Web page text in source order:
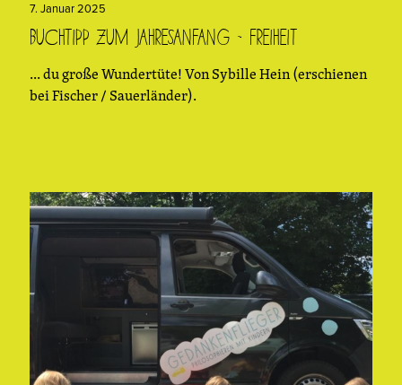
7. Januar 2025
Buchtipp zum Jahresanfang – Freiheit
... du große Wundertüte! Von Sybille Hein (erschienen
bei Fischer / Sauerländer).